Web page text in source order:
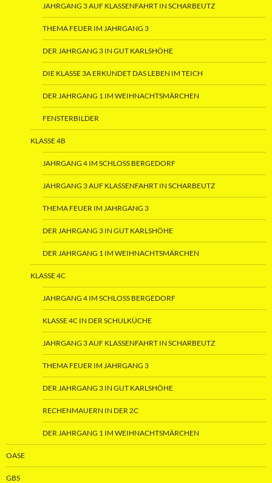
JAHRGANG 3 AUF KLASSENFAHRT IN SCHARBEUTZ
THEMA FEUER IM JAHRGANG 3
DER JAHRGANG 3 IN GUT KARLSHÖHE
DIE KLASSE 3A ERKUNDET DAS LEBEN IM TEICH
DER JAHRGANG 1 IM WEIHNACHTSMÄRCHEN
FENSTERBILDER
KLASSE 4B
JAHRGANG 4 IM SCHLOSS BERGEDORF
JAHRGANG 3 AUF KLASSENFAHRT IN SCHARBEUTZ
THEMA FEUER IM JAHRGANG 3
DER JAHRGANG 3 IN GUT KARLSHÖHE
DER JAHRGANG 1 IM WEIHNACHTSMÄRCHEN
KLASSE 4C
JAHRGANG 4 IM SCHLOSS BERGEDORF
KLASSE 4C IN DER SCHULKÜCHE
JAHRGANG 3 AUF KLASSENFAHRT IN SCHARBEUTZ
THEMA FEUER IM JAHRGANG 3
DER JAHRGANG 3 IN GUT KARLSHÖHE
RECHENMAUERN IN DER 2C
DER JAHRGANG 1 IM WEIHNACHTSMÄRCHEN
OASE
GBS